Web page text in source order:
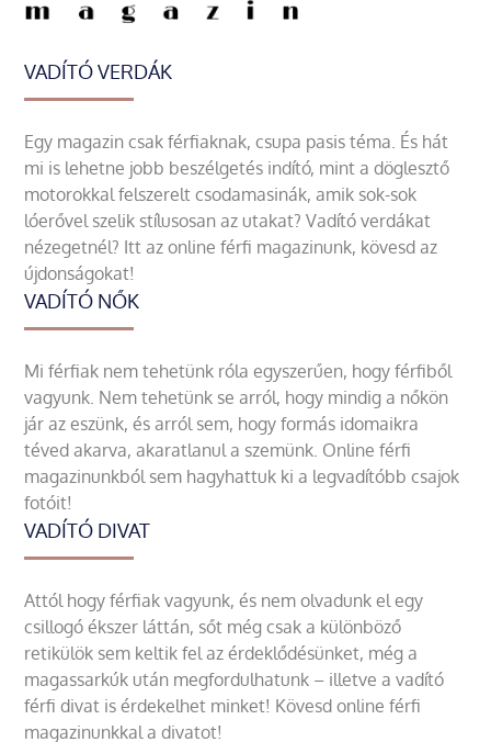
VADÍTÓ VERDÁK
Egy magazin csak férfiaknak, csupa pasis téma. És hát
mi is lehetne jobb beszélgetés indító, mint a döglesztő
motorokkal felszerelt csodamasinák, amik sok-sok
lóerővel szelik stílusosan az utakat? Vadító verdákat
nézegetnél? Itt az online férfi magazinunk, kövesd az
újdonságokat!
VADÍTÓ NŐK
Mi férfiak nem tehetünk róla egyszerűen, hogy férfiből
vagyunk. Nem tehetünk se arról, hogy mindig a nőkön
jár az eszünk, és arról sem, hogy formás idomaikra
téved akarva, akaratlanul a szemünk. Online férfi
magazinunkból sem hagyhattuk ki a legvadítóbb csajok
fotóit!
VADÍTÓ DIVAT
Attól hogy férfiak vagyunk, és nem olvadunk el egy
csillogó ékszer láttán, sőt még csak a különböző
retikülök sem keltik fel az érdeklődésünket, még a
magassarkúk után megfordulhatunk – illetve a vadító
férfi divat is érdekelhet minket! Kövesd online férfi
magazinunkkal a divatot!